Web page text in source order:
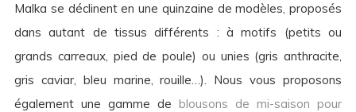
Malka se déclinent en une quinzaine de modèles, proposés
dans autant de tissus différents : à motifs (petits ou
grands carreaux, pied de poule) ou unies (gris anthracite,
gris caviar, bleu marine, rouille…). Nous vous proposons
également une gamme de blousons de mi-saison pour